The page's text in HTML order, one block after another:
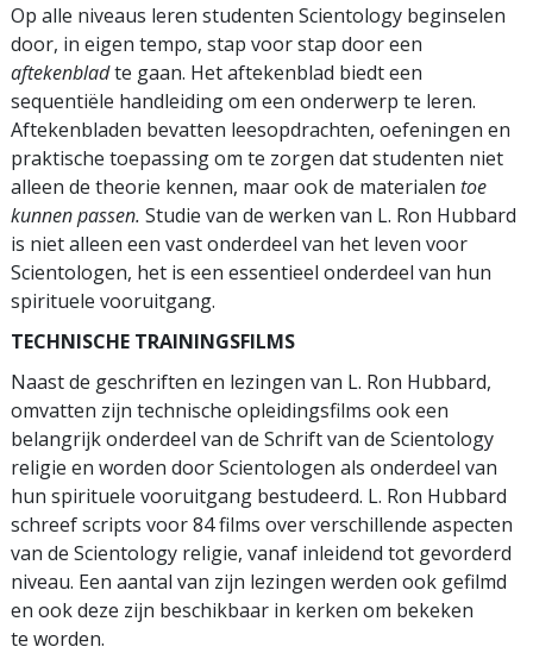
Op alle niveaus leren studenten Scientology beginselen
door, in eigen tempo, stap voor stap door een
aftekenbladte gaan. Het aftekenblad biedt een
sequentiële handleiding om een onderwerp te leren.
Aftekenbladen bevatten leesopdrachten, oefeningen en
praktische toepassing om te zorgen dat studenten niet
alleen de theorie kennen, maar ook de materialen toe
kunnen passen. Studie van de werken van L. Ron Hubbard
is niet alleen een vast onderdeel van het leven voor
Scientologen, het is een essentieel onderdeel van hun
spirituele vooruitgang.
TECHNISCHE TRAININGSFILMS
Naast de geschriften en lezingen van L. Ron Hubbard,
omvatten zijn technische opleidingsfilms ook een
belangrijk onderdeel van de Schrift van de Scientology
religie en worden door Scientologen als onderdeel van
hun spirituele vooruitgang bestudeerd. L. Ron Hubbard
schreef scripts voor 84 films over verschillende aspecten
van de Scientology religie, vanaf inleidend tot gevorderd
niveau. Een aantal van zijn lezingen werden ook gefilmd
en ook deze zijn beschikbaar in kerken om bekeken
te worden.